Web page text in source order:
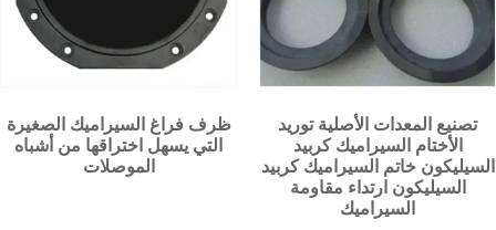
ظرف فراغ السيراميك الصغيرة
التي يسهل اختراقها من أشباه
الموصلات
تصنيع المعدات الأصلية توريد
الأختام السيراميك كربيد
السيليكون خاتم السيراميك كربيد
السيليكون ارتداء مقاومة
السيراميك